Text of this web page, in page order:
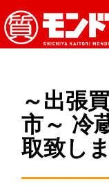
～出張
市～ 冷
取致し